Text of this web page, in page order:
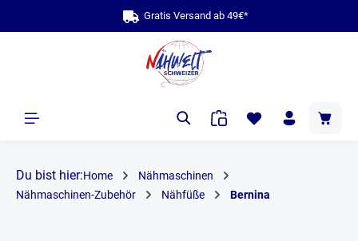
Du bist hier:Home
Nähmaschinen
Nähmaschinen-Zubehör
Nähfüße Bernina